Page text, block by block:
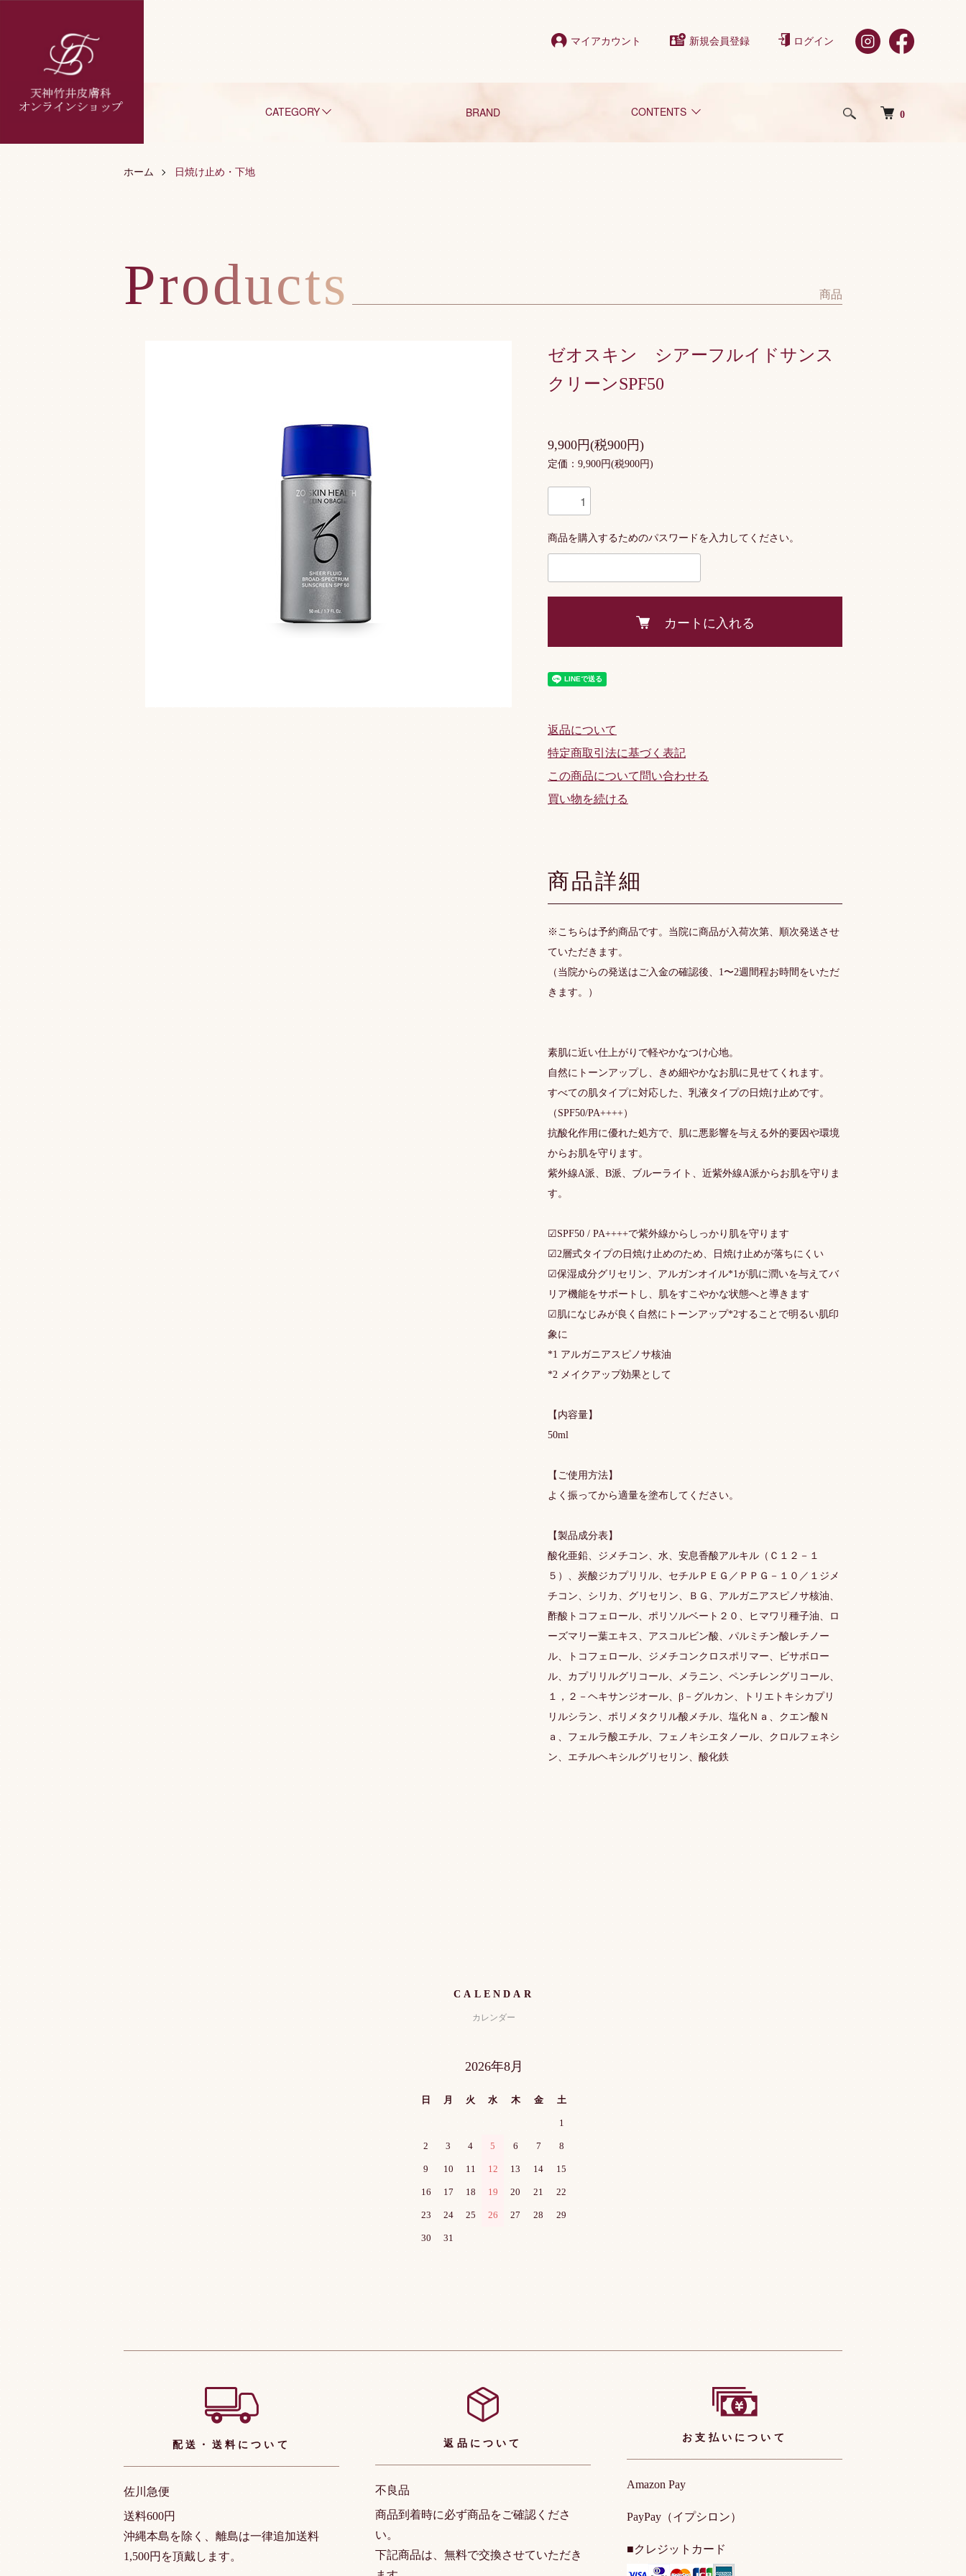
0
CATEGORY BRAND CONTENTS
マイアカウント 新規会員登録 ログイン
ホーム 日焼け止め・下地
Products 商品
ゼオスキン シアーフルイドサンス
クリーンSPF50
9,900円(税900円)
定価：9,900円(税900円)
商品を購入するためのパスワードを入力してください。
カートに入れる
返品について
特定商取引法に基づく表記
この商品について問い合わせる
買い物を続ける
商品詳細
※こちらは予約商品です。当院に商品が入荷次第、順次発送させ
ていただきます。
（当院からの発送はご入金の確認後、1〜2週間程お時間をいただ
きます。）
素肌に近い仕上がりで軽やかなつけ心地。
自然にトーンアップし、きめ細やかなお肌に見せてくれます。
すべての肌タイプに対応した、乳液タイプの日焼け止めです。
（SPF50/PA++++）
抗酸化作用に優れた処方で、肌に悪影響を与える外的要因や環境
からお肌を守ります。
紫外線A派、B派、ブルーライト、近紫外線A派からお肌を守りま
す。
☑SPF50 / PA++++で紫外線からしっかり肌を守ります
☑2層式タイプの日焼け止めのため、日焼け止めが落ちにくい
☑保湿成分グリセリン、アルガンオイル*1が肌に潤いを与えてバ
リア機能をサポートし、肌をすこやかな状態へと導きます
☑肌になじみが良く自然にトーンアップ*2することで明るい肌印
象に
*1 アルガニアスピノサ核油
*2 メイクアップ効果として
【内容量】
50ml
【ご使用方法】
よく振ってから適量を塗布してください。
【製品成分表】
酸化亜鉛、ジメチコン、水、安息香酸アルキル（Ｃ１２－１
５）、炭酸ジカプリリル、セチルＰＥＧ／ＰＰＧ－１０／１ジメ
チコン、シリカ、グリセリン、ＢＧ、アルガニアスピノサ核油、
酢酸トコフェロール、ポリソルベート２０、ヒマワリ種子油、ロ
ーズマリー葉エキス、アスコルビン酸、パルミチン酸レチノー
ル、トコフェロール、ジメチコンクロスポリマー、ビサボロー
ル、カプリリルグリコール、メラニン、ペンチレングリコール、
１，２－ヘキサンジオール、β－グルカン、トリエトキシカプリ
リルシラン、ポリメタクリル酸メチル、塩化Ｎａ、クエン酸Ｎ
ａ、フェルラ酸エチル、フェノキシエタノール、クロルフェネシ
ン、エチルヘキシルグリセリン、酸化鉄
CALENDAR
カレンダー
2026年8月
日 月 火 水 木 金 土
1
2 3 4 5 6 7 8
9 10 11 12 13 14 15
16 17 18 19 20 21 22
23 24 25 26 27 28 29
30 31
配送・送料について
佐川急便
送料600円
沖縄本島を除く、離島は一律追加送料
1,500円を頂戴します。
返品について
不良品
商品到着時に必ず商品をご確認くださ
い。
下記商品は、無料で交換させていただき
お支払いについて
Amazon Pay
PayPay（イプシロン）
■クレジットカード